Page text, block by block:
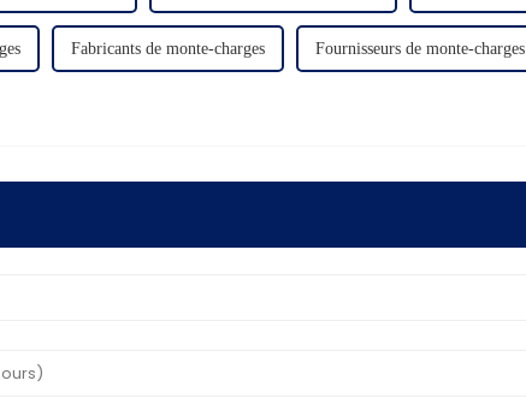
Fabricants de monte-charges Fournisseurs de monte-charges